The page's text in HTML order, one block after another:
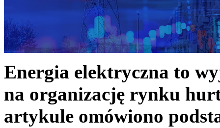
Energia elektryczna to
na organizację rynku
artykule omówiono